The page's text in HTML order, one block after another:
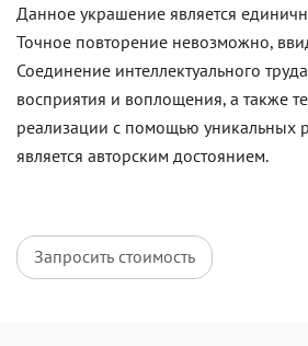
Данное украшение является
Точное повторение невозможно,
Соединение интеллектуального
восприятия и воплощения, а также
реализации с помощью уникальных
является авторским достоянием.
Запросить стоимость